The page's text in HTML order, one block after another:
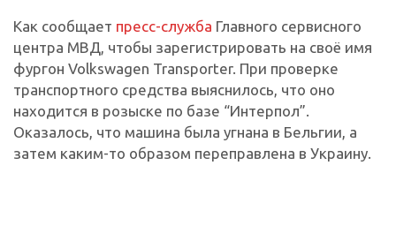
Как сообщает пресс-служба Главного сервисного
центра МВД, чтобы зарегистрировать на своё имя
фургон Volkswagen Transporter. При проверке
транспортного средства выяснилось, что оно
находится в розыске по базе “Интерпол”.
Оказалось, что машина была угнана в Бельгии, а
затем каким-то образом переправлена в Украину.